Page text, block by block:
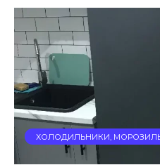
ХОЛОДИЛЬНИКИ,